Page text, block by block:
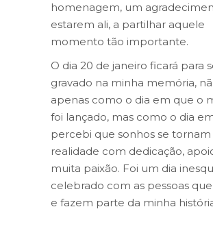
homenagem, um
estarem ali, a partilhar aquele
momento tão importante.
O dia 20 de janeiro ficará para
gravado na minha memória,
apenas como o dia em que o
foi lançado, mas como o dia
percebi que sonhos se tornam
realidade com dedicação,
muita paixão. Foi um dia
celebrado com as pessoas
e fazem parte da minha